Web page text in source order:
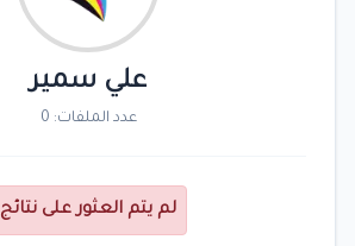
علي سمير
عدد الملفات: 0
لم يتم العثور على نتائج